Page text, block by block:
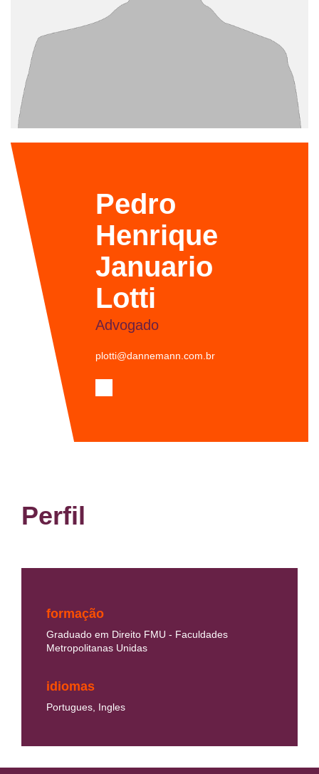
Pedro
Henrique
Januario
Lotti
Advogado
plotti@dannemann.com.br
Perfil
formação
Graduado em Direito FMU - Faculdades
Metropolitanas Unidas
idiomas
Portugues, Ingles